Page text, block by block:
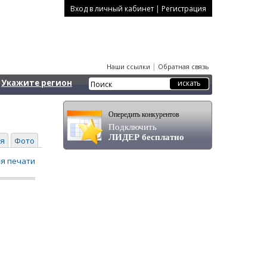
Вход в личный кабинет | Регистрация
Наши ссылки | Обратная связь
Укажите регион
Фото
печати
Опередить конкурентов
Подключить
ЛИДЕР бесплатно